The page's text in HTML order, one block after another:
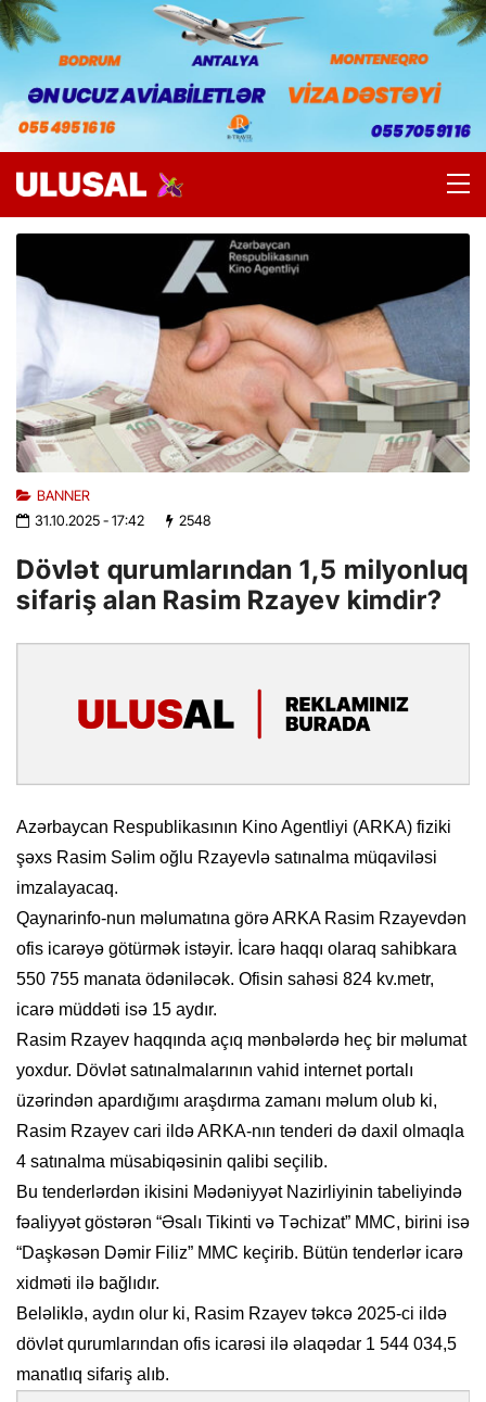
BANNER
31.10.2025- 17:42 2548
Dövlət qurumlarından 1,5 milyonluq
sifariş alan Rasim Rzayev kimdir?
Azərbaycan Respublikasının Kino Agentliyi (ARKA) fiziki
şəxs Rasim Səlim oğlu Rzayevlə satınalma müqaviləsi
imzalayacaq.
Qaynarinfo-nun məlumatına görə ARKA Rasim Rzayevdən
ofis icarəyə götürmək istəyir. İcarə haqqı olaraq sahibkara
550 755 manata ödəniləcək. Ofisin sahəsi 824 kv.metr,
icarə müddəti isə 15 aydır.
Rasim Rzayev haqqında açıq mənbələrdə heç bir məlumat
yoxdur. Dövlət satınalmalarının vahid internet portalı
üzərindən apardığımı araşdırma zamanı məlum olub ki,
Rasim Rzayev cari ildə ARKA-nın tenderi də daxil olmaqla
4 satınalma müsabiqəsinin qalibi seçilib.
Bu tenderlərdən ikisini Mədəniyyət Nazirliyinin tabeliyində
fəaliyyət göstərən “Əsalı Tikinti və Təchizat” MMC, birini isə
“Daşkəsən Dəmir Filiz” MMC keçirib. Bütün tenderlər icarə
xidməti ilə bağlıdır.
Beləliklə, aydın olur ki, Rasim Rzayev təkcə 2025-ci ildə
dövlət qurumlarından ofis icarəsi ilə əlaqədar 1 544 034,5
manatlıq sifariş alıb.